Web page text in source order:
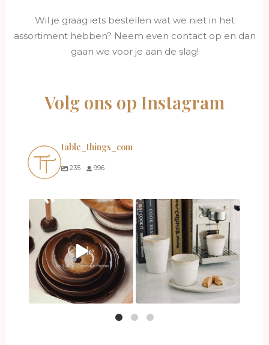
Wil je graag iets bestellen wat we niet in het
assortiment hebben? Neem even contact op en dan
gaan we voor je aan de slag!
Volg ons op Instagram
table_things_com
235 996